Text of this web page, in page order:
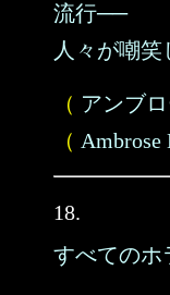
流行──
人々が嘲笑
（ アンブ
（ Ambrose
18.
すべてのホ